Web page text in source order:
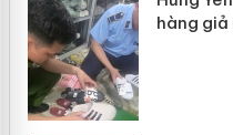
hàng giả